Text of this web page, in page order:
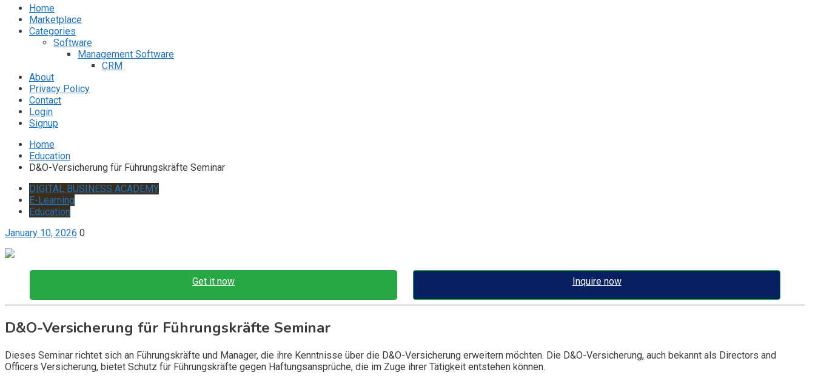
Home
Marketplace
Categories
Software
Management Software
CRM
About
Privacy Policy
Contact
Login
Signup
Home
Education
D&O-Versicherung für Führungskräfte Seminar
DIGITAL BUSINESS ACADEMY
E-Learning
Education
January 10, 2026 0
Get it now Inquire now
D&O-Versicherung für Führungskräfte Seminar
Dieses Seminar richtet sich an Führungskräfte und Manager, die ihre Kenntnisse über die D&O-Versicherung erweitern möchten. Die D&O-Versicherung, auch bekannt als Directors and
Officers Versicherung, bietet Schutz für Führungskräfte gegen Haftungsansprüche, die im Zuge ihrer Tätigkeit entstehen können.